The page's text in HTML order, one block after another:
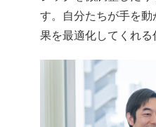
す。自分たちが手を
果を最適化してくれる